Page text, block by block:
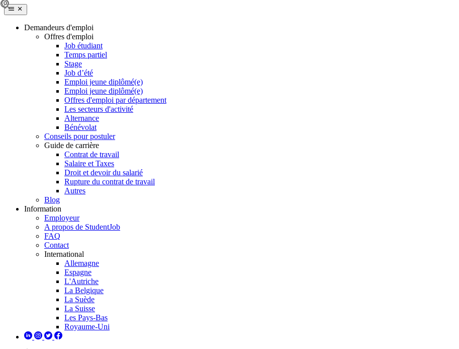
Demandeurs d'emploi
Offres d'emploi
Job étudiant
Temps partiel
Stage
Job d’été
Emploi jeune diplômé(e)
Emploi jeune diplômé(e)
Offres d'emploi par département
Les secteurs d'activité
Alternance
Bénévolat
Conseils pour postuler
Guide de carrière
Contrat de travail
Salaire et Taxes
Droit et devoir du salarié
Rupture du contrat de travail
Autres
Blog
Information
Employeur
A propos de StudentJob
FAQ
Contact
International
Allemagne
Espagne
L'Autriche
La Belgique
La Suède
La Suisse
Les Pays-Bas
Royaume-Uni